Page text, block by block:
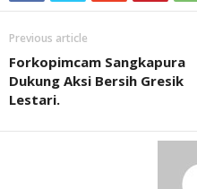
Previous article
Forkopimcam Sangkapura
Dukung Aksi Bersih Gresik
Lestari.